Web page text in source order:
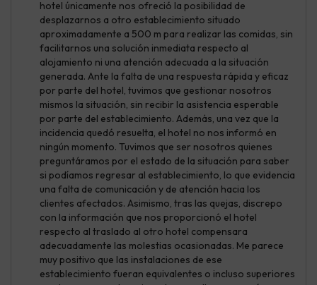
hotel únicamente nos ofreció la posibilidad de
desplazarnos a otro establecimiento situado
aproximadamente a 500 m para realizar las comidas, sin
facilitarnos una solución inmediata respecto al
alojamiento ni una atención adecuada a la situación
generada. Ante la falta de una respuesta rápida y eficaz
por parte del hotel, tuvimos que gestionar nosotros
mismos la situación, sin recibir la asistencia esperable
por parte del establecimiento. Además, una vez que la
incidencia quedó resuelta, el hotel no nos informó en
ningún momento. Tuvimos que ser nosotros quienes
preguntáramos por el estado de la situación para saber
si podíamos regresar al establecimiento, lo que evidencia
una falta de comunicación y de atención hacia los
clientes afectados. Asimismo, tras las quejas, discrepo
con la información que nos proporcionó el hotel
respecto al traslado al otro hotel compensara
adecuadamente las molestias ocasionadas. Me parece
muy positivo que las instalaciones de ese
establecimiento fueran equivalentes o incluso superiores